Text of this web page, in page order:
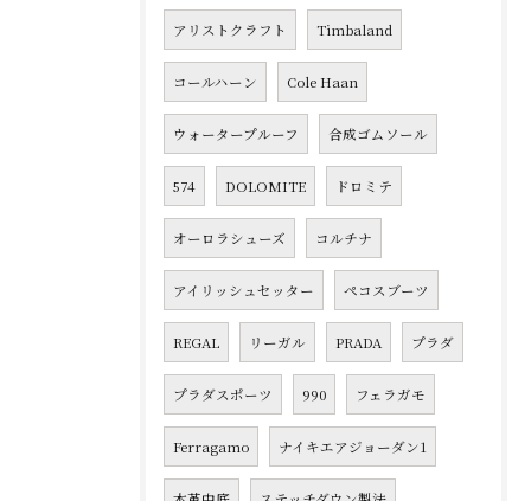
アリストクラフト Timbaland
コールハーン Cole Haan
ウォータープルーフ 合成ゴムソール
574 DOLOMITE ドロミテ
オーロラシューズ コルチナ
アイリッシュセッター ペコスブーツ
REGAL リーガル PRADA プラダ
プラダスポーツ 990 フェラガモ
Ferragamo ナイキエアジョーダン1